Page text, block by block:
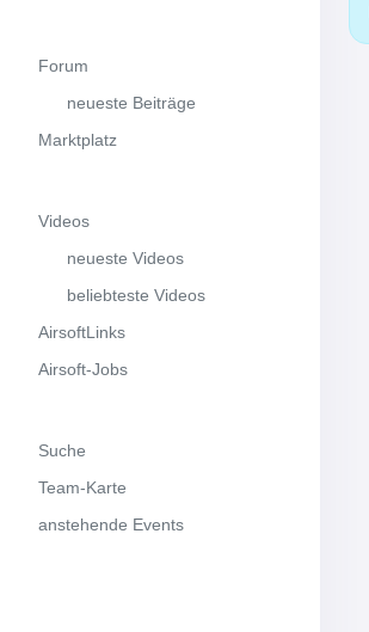
Forum
neueste Beiträge
Marktplatz
Videos
neueste Videos
beliebteste Videos
AirsoftLinks
Airsoft-Jobs
Suche
Team-Karte
anstehende Events